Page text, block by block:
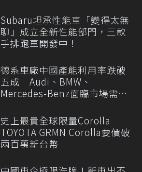
Subaru坦承性能車「變得太無
聊」成立全新性能部門，三款
手排跑車開發中！
德系車廠中國產能利用率跌破
五成 Audi、BMW、
Mercedes-Benz面臨市場需求
史上最貴全球限量Corolla
TOYOTA GRMN Corolla要價破
兩百萬新台幣